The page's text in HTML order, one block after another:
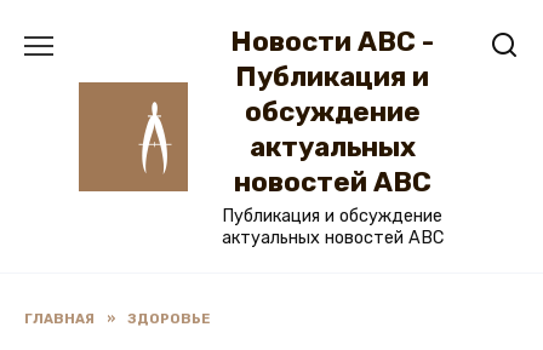
Новости ABC -
Публикация и
обсуждение
актуальных
новостей ABC
Публикация и обсуждение
актуальных новостей ABC
ГЛАВНАЯ » ЗДОРОВЬЕ